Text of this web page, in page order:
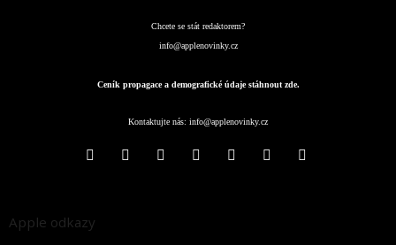
Chcete se stát redaktorem?
info@applenovinky.cz
Ceník propagace a demografické údaje stáhnout zde.
Kontaktujte nás: info@applenovinky.cz
Apple odkazy